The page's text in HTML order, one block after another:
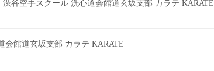
谷空手スクール 洗心道会館道玄坂支部 カラテ KARATE
会館道玄坂支部 カラテ KARATE